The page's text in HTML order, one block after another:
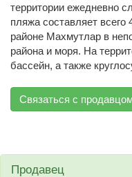
территории ежедневно
пляжа составляет
районе Махмутлар в
района и моря. На
бассейн, а также
Связаться с
Продавец